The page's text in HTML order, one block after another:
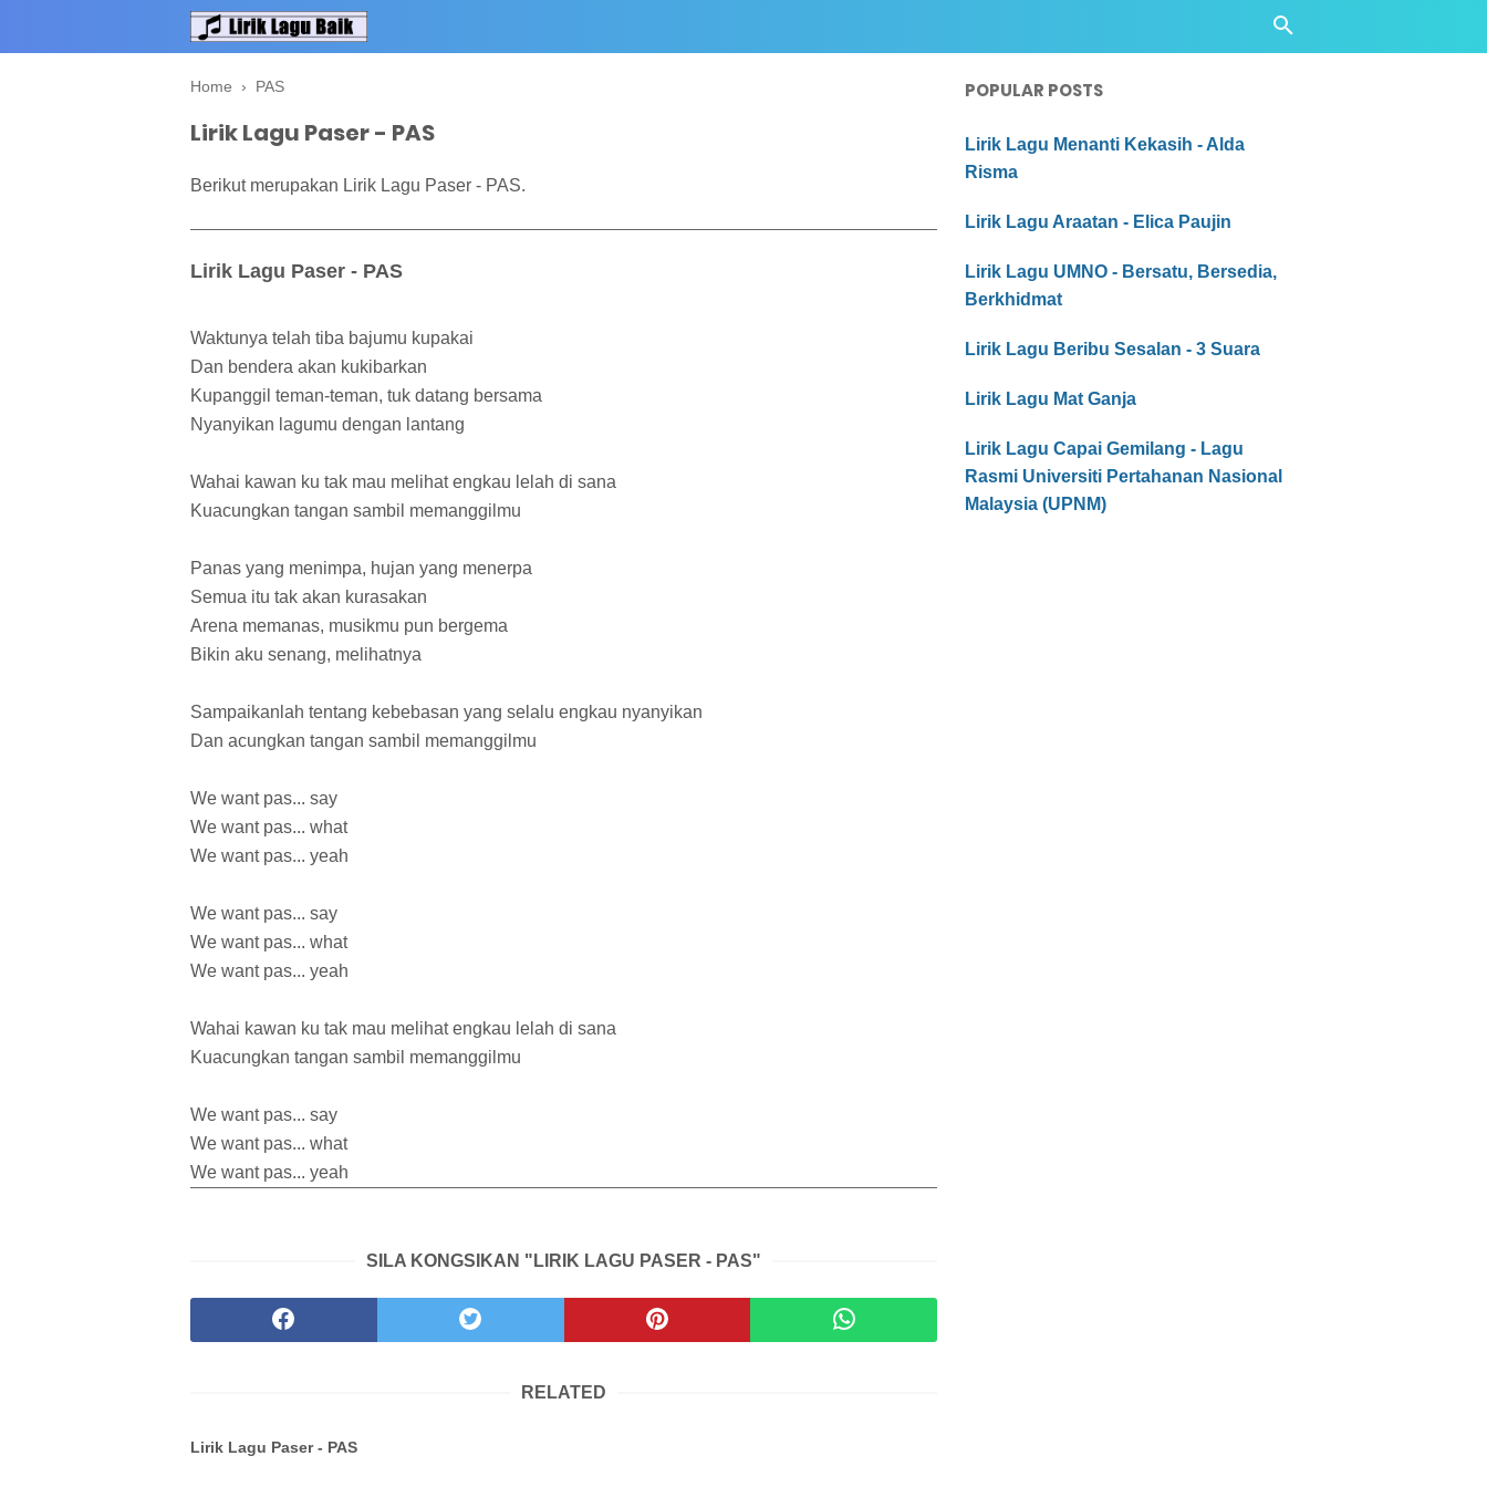
Home › PAS
Lirik Lagu Paser - PAS
Berikut merupakan Lirik Lagu Paser - PAS.
Lirik Lagu Paser - PAS
Waktunya telah tiba bajumu kupakai
Dan bendera akan kukibarkan
Kupanggil teman-teman, tuk datang bersama
Nyanyikan lagumu dengan lantang
Wahai kawan ku tak mau melihat engkau lelah di sana
Kuacungkan tangan sambil memanggilmu
Panas yang menimpa, hujan yang menerpa
Semua itu tak akan kurasakan
Arena memanas, musikmu pun bergema
Bikin aku senang, melihatnya
Sampaikanlah tentang kebebasan yang selalu engkau nyanyikan
Dan acungkan tangan sambil memanggilmu
We want pas... say
We want pas... what
We want pas... yeah
We want pas... say
We want pas... what
We want pas... yeah
Wahai kawan ku tak mau melihat engkau lelah di sana
Kuacungkan tangan sambil memanggilmu
We want pas... say
We want pas... what
We want pas... yeah
SILA KONGSIKAN "LIRIK LAGU PASER - PAS"
RELATED
Lirik Lagu Paser - PAS
POPULAR POSTS
Lirik Lagu Menanti Kekasih - Alda
Risma
Lirik Lagu Araatan - Elica Paujin
Lirik Lagu UMNO - Bersatu, Bersedia,
Berkhidmat
Lirik Lagu Beribu Sesalan - 3 Suara
Lirik Lagu Mat Ganja
Lirik Lagu Capai Gemilang - Lagu
Rasmi Universiti Pertahanan Nasional
Malaysia (UPNM)